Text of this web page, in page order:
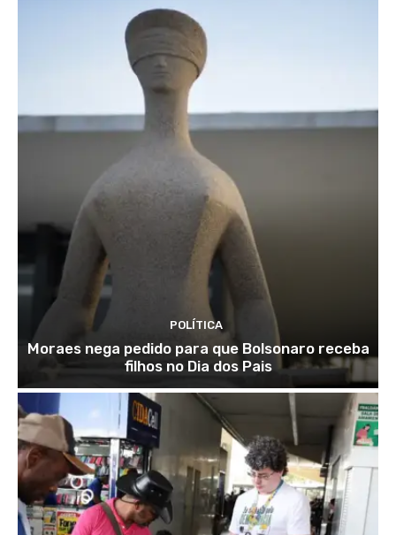
POLÍTICA
Moraes nega pedido para que Bolsonaro receba
filhos no Dia dos Pais